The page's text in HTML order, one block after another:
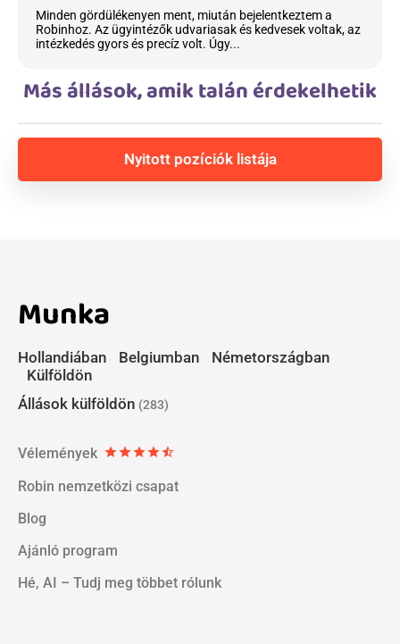
Minden gördülékenyen ment, miután bejelentkeztem a
Robinhoz. Az ügyintézők udvariasak és kedvesek voltak, az
intézkedés gyors és precíz volt. Úgy...
Más állások, amik talán érdekelhetik
Nyitott pozíciók listája
Munka
Hollandiában Belgiumban
Németországban
Külföldön
Állások külföldön (283)
Vélemények starstarstarstarstar_half
Robin nemzetközi csapat
Blog
Ajánló program
Hé, AI – Tudj meg többet rólunk